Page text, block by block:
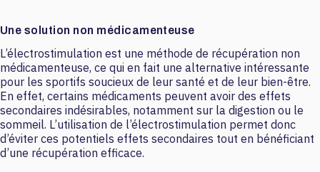
Une solution non médicamenteuse
L’électrostimulation est une méthode de récupération non
médicamenteuse, ce qui en fait une alternative intéressante
pour les sportifs soucieux de leur santé et de leur bien-être.
En effet, certains médicaments peuvent avoir des effets
secondaires indésirables, notamment sur la digestion ou le
sommeil. L’utilisation de l’électrostimulation permet donc
d’éviter ces potentiels effets secondaires tout en bénéficiant
d’une récupération efficace.